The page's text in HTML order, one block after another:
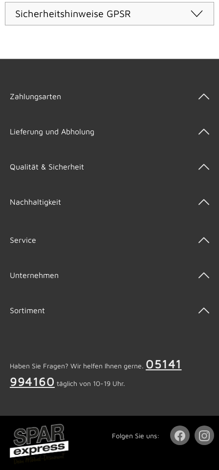
Sicherheitshinweise GPSR
Zahlungsarten
Lieferung und Abholung
Qualität & Sicherheit
Nachhaltigkeit
Service
Unternehmen
Sortiment
Haben Sie Fragen? Wir helfen Ihnen gerne. 05141
994160 täglich von 10-19 Uhr.
Folgen Sie uns: